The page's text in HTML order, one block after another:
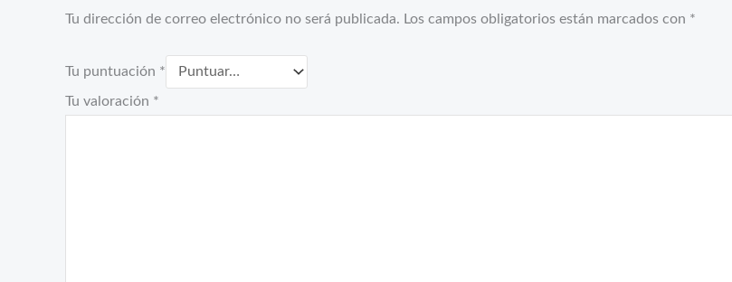
Tu dirección de correo electrónico no será publicada. Los campos obligatorios están marcados con *
Tu puntuación *
Tu valoración *